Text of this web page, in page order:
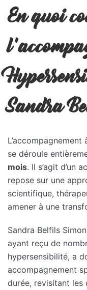
En quoi
Sandra
se déroule
mois. Il s’agit d’un
repose sur une
scientifique,
amener à une
Sandra Belfils
ayant reçu de
hypersensibilité, a
accompagnement
durée, revisitant